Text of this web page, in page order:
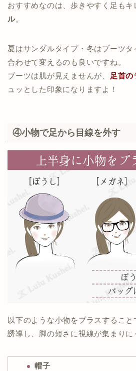
おすすめなのは、歩きやすく足もキ
ル。
夏はサンダルタイプ・冬はブーツ
合わせて変えるのも良いですね。
ブーツは肌が見えませんが、
足首の
ュッとした印象になりますよ！
④小物で足から目線を外す
以下のような小物をプラスするこ
誘導し、脚の短さに視線が集まりに
帽子